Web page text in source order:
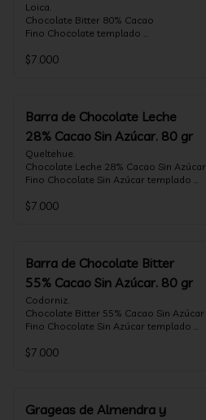
Loica.
Chocolate Bitter 80% Cacao
Fino Chocolate templado
de frutas rojas, zeste de pomelo y
$7.000
Barra de Chocolate Leche
28% Cacao Sin Azúcar. 80 gr
Queltehue.
Chocolate Leche 28% Cacao Sin Azúcar
Fino Chocolate Sin Azúcar templado
aterciopelado de frutas rojas y cacao
$7.000
Barra de Chocolate Bitter
55% Cacao Sin Azúcar. 80 gr
Codorniz.
Chocolate Bitter 55% Cacao Sin Azúcar
Fino Chocolate Sin Azúcar templado
aterciopelado de frutas rojas y cacao
$7.000
Grageas de Almendra y